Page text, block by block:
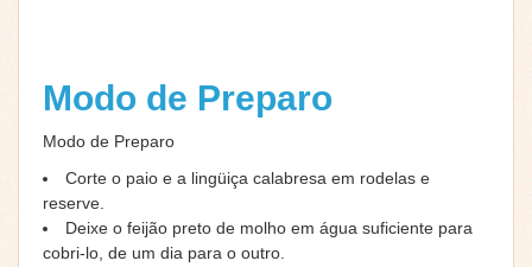
Modo de Preparo
Modo de Preparo
Corte o paio e a lingüiça calabresa em rodelas e
reserve.
Deixe o feijão preto de molho em água suficiente para
cobri-lo, de um dia para o outro.